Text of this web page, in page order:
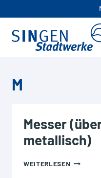
Inhalt
springen
M
Messer
metallisch)
WEITERLESENMESSER